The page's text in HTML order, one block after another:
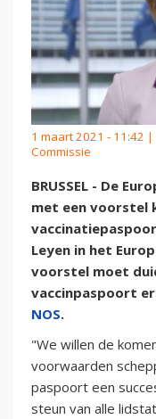
1 maart 2021 - 11:42 |
Commissie
BRUSSEL - De
met een voorstel
Leyen in het
voorstel moet
vaccinpaspoort
NOS.
"We willen de
voorwaarden
paspoort een
steun van alle